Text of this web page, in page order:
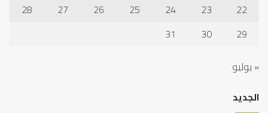
22
23
24
25
26
27
28
29
30
31
« يوليو
الجديد